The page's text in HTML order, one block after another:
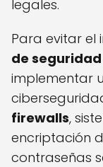
legales.
Para evitar
de
implementar
firewalls,
encriptación
contraseñas